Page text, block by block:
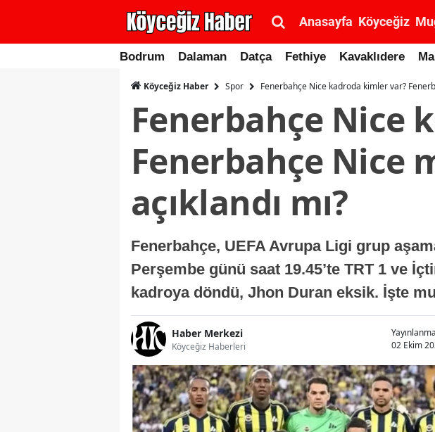
Anasayfa Köyceğiz
Bodrum Dalaman Datça Fethiye Kavaklıdere
Köyceğiz Haber Spor Fenerbahçe Nice kadroda kimler var?
Fenerbahçe Nice
Fenerbahçe Nice
açıklandı mı?
Fenerbahçe, UEFA Avrupa Ligi grup
Perşembe günü saat 19.45’te TRT 1 ve
kadroya döndü, Jhon Duran eksik. İşte
Haber Merkezi
Köyceğiz Haberleri
Yayınlanma
02 Ekim